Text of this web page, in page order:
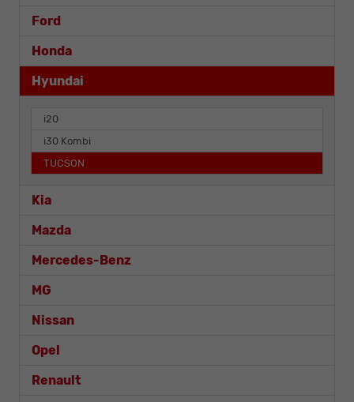
Ford
Honda
Hyundai
i20
i30 Kombi
TUCSON
Kia
Mazda
Mercedes-Benz
MG
Nissan
Opel
Renault